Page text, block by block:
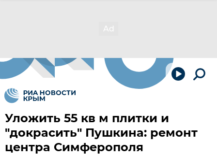
Уложить 55 кв м плитки и
"докрасить" Пушкина: ремонт
центра Симферополя